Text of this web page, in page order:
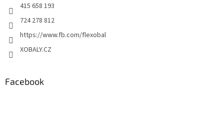
415 658 193
724 278 812
https://www.fb.com/flexobal
XOBALY.CZ
Facebook